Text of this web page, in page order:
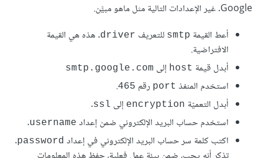
Google. غير الإعدادات التالية مثل ماهو مبيَّن.
أعط القيمة smtp للتعريف driver. هذه هي القيمة
الافتراضية.
أبدل قيمة host إلى smtp.google.com
استخدم المنفذ port رقم 465
.
أبدل التعميّة encryption إلى ssl
.
استخدم حساب البريد الإلكتروني ضمن إعداد username
.
اكتب كلمة سر حساب البريد الإلكتروني في إعداد password
.